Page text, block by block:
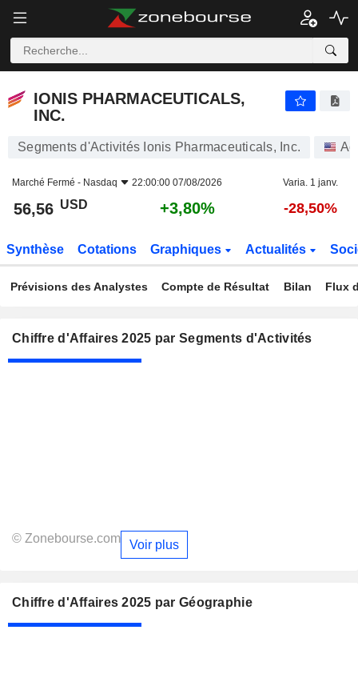
IONIS PHARMACEUTICALS,
INC.
Segments d'Activités Ionis Pharmaceuticals, Inc.
Marché Fermé - Nasdaq 22:00:00 07/08/2026 Varia. 1 janv.
56,56 USD +3,80% -28,50%
Synthèse Cotations Graphiques Actualités
Prévisions des Analystes Compte de Résultat Bilan Flux
Chiffre d'Affaires 2025 par Segments d'Activités
© Zonebourse.com Voir plus
Chiffre d'Affaires 2025 par Géographie